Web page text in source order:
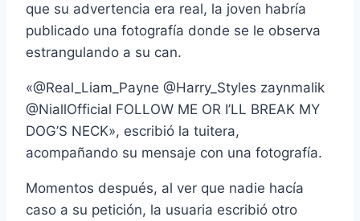
que su advertencia era real, la joven habría
publicado una fotografía donde se le observa
estrangulando a su can.
«@Real_Liam_Payne @Harry_Styles zaynmalik
@NiallOfficial FOLLOW ME OR I’LL BREAK MY
DOG’S NECK», escribió la tuitera,
acompañando su mensaje con una fotografía.
Momentos después, al ver que nadie hacía
caso a su petición, la usuaria escribió otro